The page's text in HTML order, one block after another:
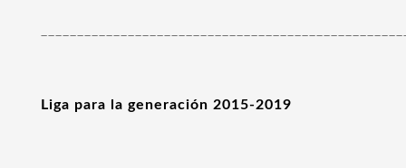
Liga para la generación 2015-2019